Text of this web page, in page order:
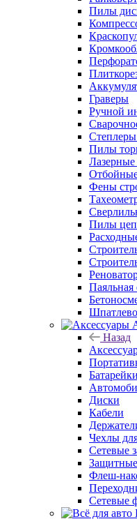
Пилы
Граверы
Ручной
Степлеры
Пилы
Лазерные
Фены
Пилы
Паяльная
Назад
Диски
Кабели
Чехлы
Сетевые
Защитные
Флеш-
Сетевые